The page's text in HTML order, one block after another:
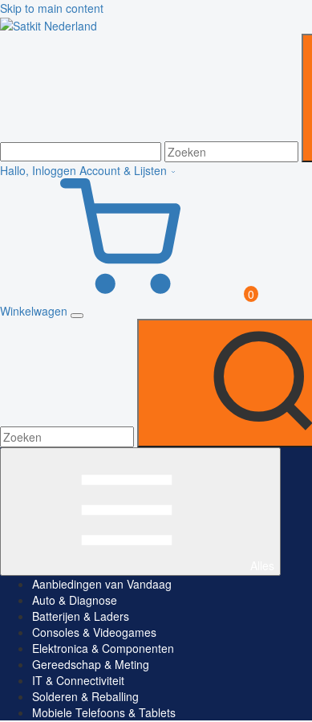
Skip to main content
Hallo, Inloggen Account & Lijsten
0
Winkelwagen
Aanbiedingen van Vandaag
Auto & Diagnose
Batterijen & Laders
Consoles & Videogames
Elektronica & Componenten
Gereedschap & Meting
IT & Connectiviteit
Solderen & Reballing
Mobiele Telefoons & Tablets